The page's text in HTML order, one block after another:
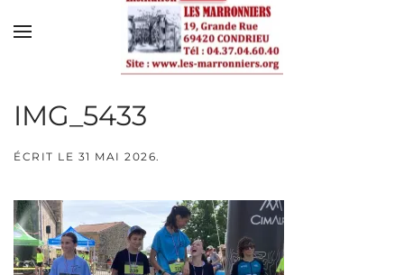
Skip to main content
IMG_5433
ÉCRIT LE 31 MAI 2026.